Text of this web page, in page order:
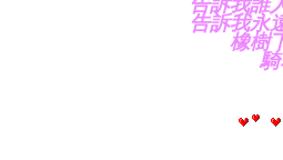
告訴我誰
告訴我永
橡樹